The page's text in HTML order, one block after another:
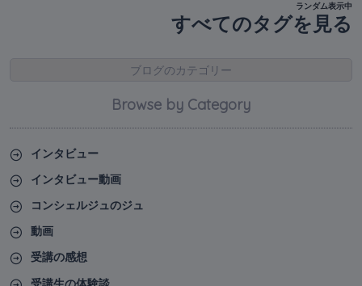
ランダム表示中
すべてのタグを見る
ブログのカテゴリー
Browse by Category
インタビュー
インタビュー動画
コンシェルジュのジュ
動画
受講の感想
受講生の体験談